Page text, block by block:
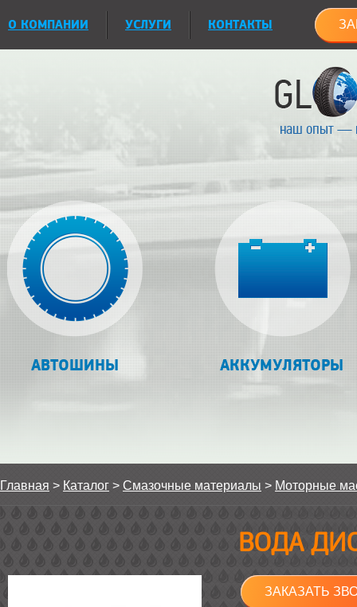
О КОМПАНИИ УСЛУГИ КОНТАКТЫ
наш опыт —
АВТОШИНЫ АККУМУЛЯТОРЫ
Главная > Каталог > Смазочные материалы > Моторные
ВОДА
ЗАКАЗАТЬ